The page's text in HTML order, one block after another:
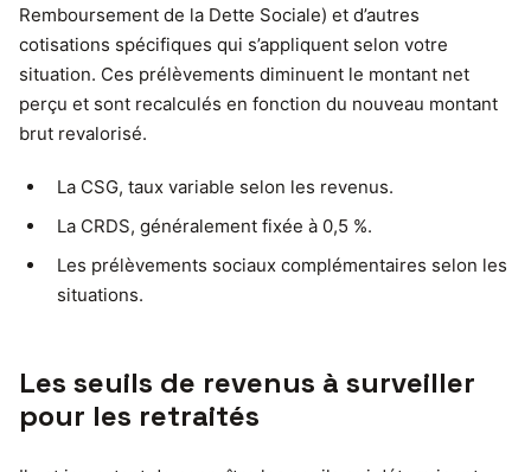
Remboursement de la Dette Sociale) et d’autres
cotisations spécifiques qui s’appliquent selon votre
situation. Ces prélèvements diminuent le montant net
perçu et sont recalculés en fonction du nouveau montant
brut revalorisé.
La CSG, taux variable selon les revenus.
La CRDS, généralement fixée à 0,5 %.
Les prélèvements sociaux complémentaires selon les
situations.
Les seuils de revenus à surveiller
pour les retraités